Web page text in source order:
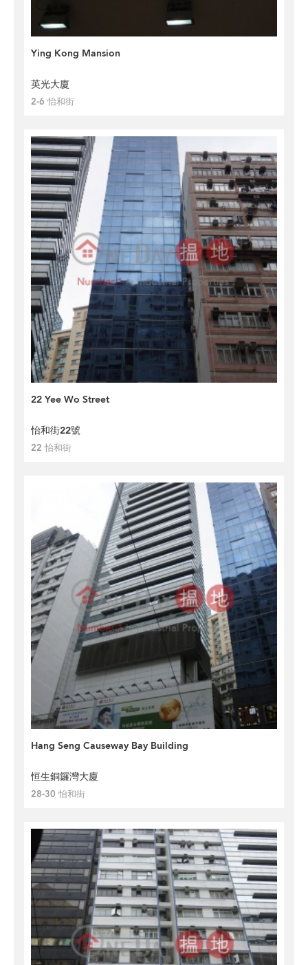
Ying Kong Mansion
英光大廈
2-6 怡和街
22 Yee Wo Street
怡和街22號
22 怡和街
Hang Seng Causeway Bay Building
恒生銅鑼灣大廈
28-30 怡和街